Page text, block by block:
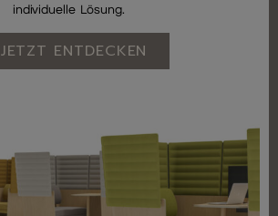
individuelle Lösung.
JETZT ENTDECKEN